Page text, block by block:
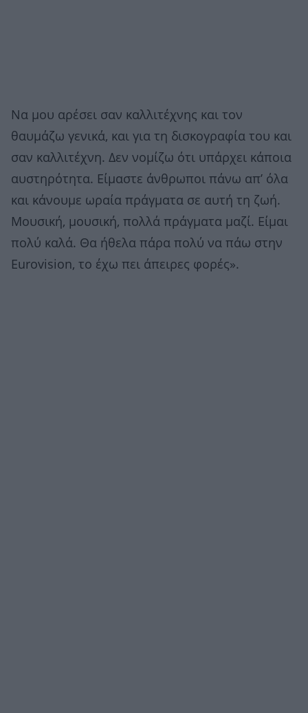
Να μου αρέσει σαν καλλιτέχνης και τον
θαυμάζω γενικά, και για τη δισκογραφία του και
σαν καλλιτέχνη. Δεν νομίζω ότι υπάρχει κάποια
αυστηρότητα. Είμαστε άνθρωποι πάνω απ’ όλα
και κάνουμε ωραία πράγματα σε αυτή τη ζωή.
Μουσική, μουσική, πολλά πράγματα μαζί. Είμαι
πολύ καλά. Θα ήθελα πάρα πολύ να πάω στην
Eurovision, το έχω πει άπειρες φορές».